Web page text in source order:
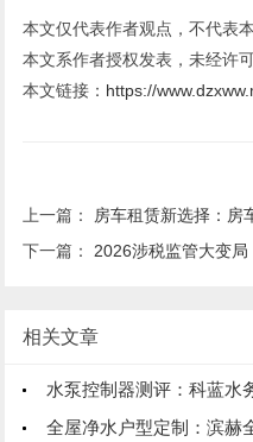
本文仅代表作者观点，不代表本
本文系作者授权发表，未经许
本文链接： https://
上一篇： 房车租赁新选择：房
下一篇： 2026涉税监管大变
相关文章
水泵控制器测评：科蓝水
全屋净水户型定制：滨赫